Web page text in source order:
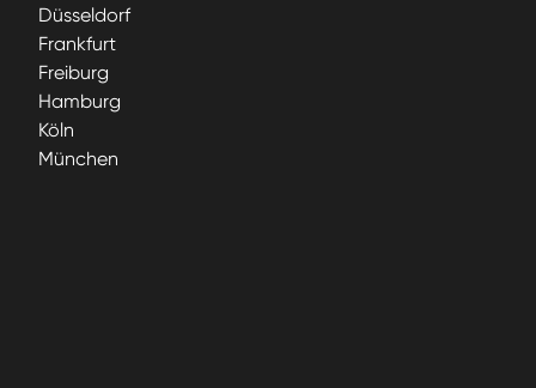
Düsseldorf
Frankfurt
Freiburg
Hamburg
Köln
München